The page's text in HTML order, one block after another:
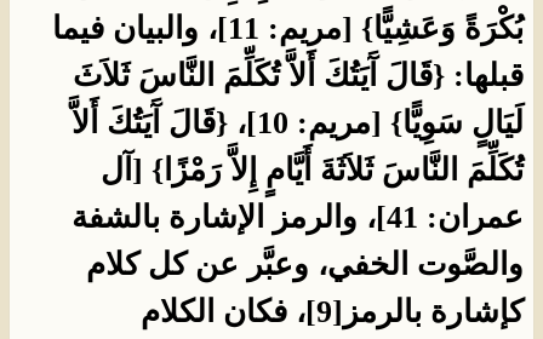
بُكْرَةً وَعَشِيًّا} [مريم: 11]، والبيان فيما
قبلها: {قَالَ آَيَتُكَ أَلاَّ تُكَلِّمَ النَّاسَ ثَلاَثَ
لَيَالٍ سَوِيًّا} [مريم: 10]، {قَالَ آَيَتُكَ أَلاَّ
تُكَلِّمَ النَّاسَ ثَلاَثَةَ أَيَّامٍ إِلاَّ رَمْزًا} [آل
عمران: 41]، والرمز الإشارة بالشفة
والصَّوت الخفي، وعبَّر عن كل كلام
كإشارة بالرمز[9]، فكان الكلام